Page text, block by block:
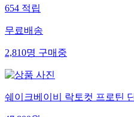
654적립
무료배송
2,810명구매중
쉐이크베이비 락토컷 프로틴